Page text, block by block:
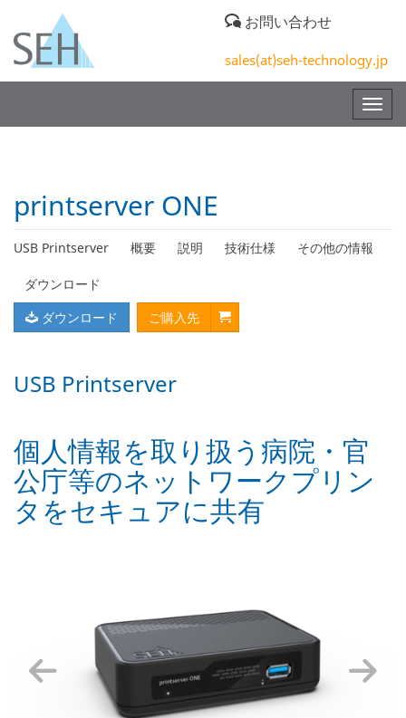
お問い合わせ
sales(at)seh-technology.jp
printserver ONE
USB Printserver 概要 説明 技術仕様 その他の情報
ダウンロード
ダウンロード
ご購入先
USB Printserver
個人情報を取り扱う病院・官
公庁等のネットワークプリン
タをセキュアに共有